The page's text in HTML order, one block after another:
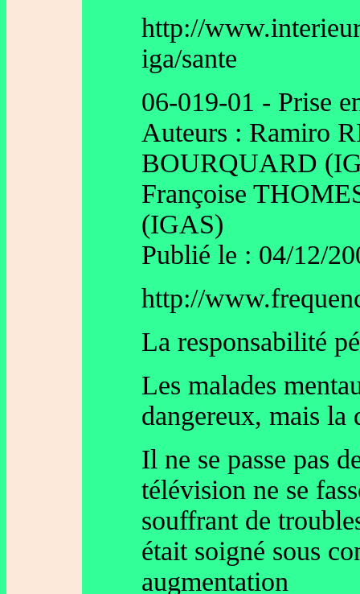
http://
iga/sante
06-019-01 - Prise
Auteurs : Ramiro
BOURQUARD
Françoise
(IGAS)
Publié le : 04/12/
http://
La responsabilité
Les malades
dangereux, mais la
Il ne se passe pas
télévision ne se
souffrant de
était soigné sous
augmentation